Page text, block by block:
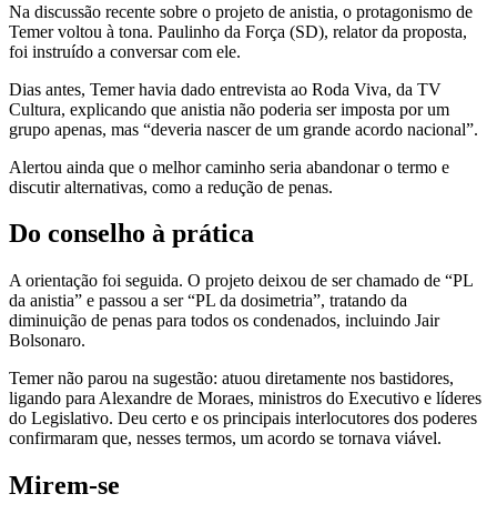
Na discussão recente sobre o projeto de anistia, o protagonismo de
Temer voltou à tona. Paulinho da Força (SD), relator da proposta,
foi instruído a conversar com ele.
Dias antes, Temer havia dado entrevista ao Roda Viva, da TV
Cultura, explicando que anistia não poderia ser imposta por um
grupo apenas, mas “deveria nascer de um grande acordo nacional”.
Alertou ainda que o melhor caminho seria abandonar o termo e
discutir alternativas, como a redução de penas.
Do conselho à prática
A orientação foi seguida. O projeto deixou de ser chamado de “PL
da anistia” e passou a ser “PL da dosimetria”, tratando da
diminuição de penas para todos os condenados, incluindo Jair
Bolsonaro.
Temer não parou na sugestão: atuou diretamente nos bastidores,
ligando para Alexandre de Moraes, ministros do Executivo e líderes
do Legislativo. Deu certo e os principais interlocutores dos poderes
confirmaram que, nesses termos, um acordo se tornava viável.
Mirem-se